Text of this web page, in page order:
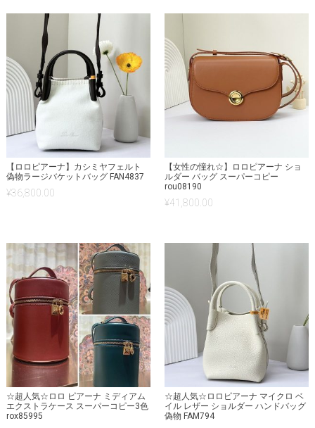
【ロロピアーナ】カシミヤフェルト
偽物ラージバケットバッグ FAN4837
¥36,800.00
【女性の憧れ☆】ロロピアーナ ショ
ルダー バッグ スーパーコピー
rou08190
¥41,800.00
☆超人気☆ロロ ピアーナ ミディアム
エクストラケース スーパーコピー3色
rox85995
☆超人気☆ロロピアーナ マイクロ ベ
イル レザー ショルダー ハンドバッグ
偽物 FAM794